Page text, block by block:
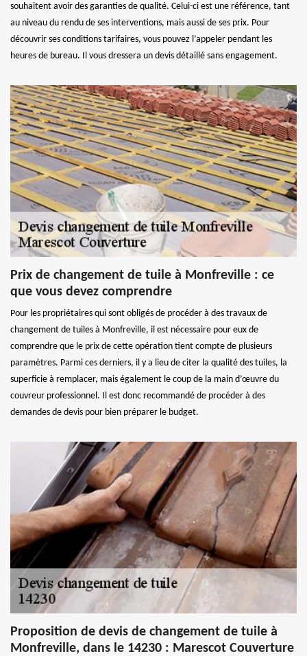
souhaitent avoir des garanties de qualité. Celui-ci est une référence, tant
au niveau du rendu de ses interventions, mais aussi de ses prix. Pour
découvrir ses conditions tarifaires, vous pouvez l’appeler pendant les
heures de bureau. Il vous dressera un devis détaillé sans engagement.
Prix de changement de tuile à Monfreville : ce
que vous devez comprendre
Pour les propriétaires qui sont obligés de procéder à des travaux de
changement de tuiles à Monfreville, il est nécessaire pour eux de
comprendre que le prix de cette opération tient compte de plusieurs
paramètres. Parmi ces derniers, il y a lieu de citer la qualité des tuiles, la
superficie à remplacer, mais également le coup de la main d’œuvre du
couvreur professionnel. Il est donc recommandé de procéder à des
demandes de devis pour bien préparer le budget.
Proposition de devis de changement de tuile à
Monfreville, dans le 14230 : Marescot Couverture